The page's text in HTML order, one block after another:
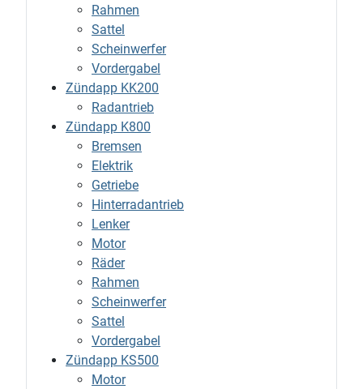
Rahmen
Sattel
Scheinwerfer
Vordergabel
Zündapp KK200
Radantrieb
Zündapp K800
Bremsen
Elektrik
Getriebe
Hinterradantrieb
Lenker
Motor
Räder
Rahmen
Scheinwerfer
Sattel
Vordergabel
Zündapp KS500
Motor